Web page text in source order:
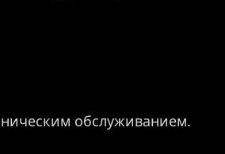
обслуживанием.